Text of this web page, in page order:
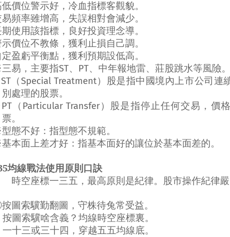
低價位警示好，冷血指標客觀貌。
頻率雖增高，失誤相對會減少。
使用該指標，良好投資理念導。
價位不教條，獲利止損自己調。
定盈虧平衡點，獲利預期設低高。
易，主要指ST、 PT、中年報地雷、莊股跳水等風險。
ST（Special Treatment）股是指中國境內上市公司連
別處理的股票。
PT（ Particular Transfer）股是指停止任何交易，價
票。
態不好：指型態不規範。
本面上差才好：指基本面好的讓位於基本面差的。
均線戰法使用原則口訣
時空座標一三五，最高原則是紀律。股市操作紀律嚴
圖索驥勤翻圖，守株待兔常受益。
按圖索驥啥含義？均線時空座標裏。
一十三或三十四，穿越五五均線底。